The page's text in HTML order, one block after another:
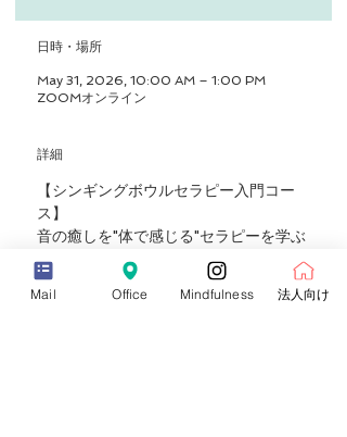
日時・場所
May 31, 2026, 10:00 AM – 1:00 PM
ZOOMオンライン
詳細
【シンギングボウルセラピー入門コー
ス】
音の癒しを"体で感じる"セラピーを学ぶ
本場ネパール式のシンギングボウルセラ
ピーを、初心者向けにわかりやすく学べ
る入門コースです。
Mail Office Mindfulness 法人向け